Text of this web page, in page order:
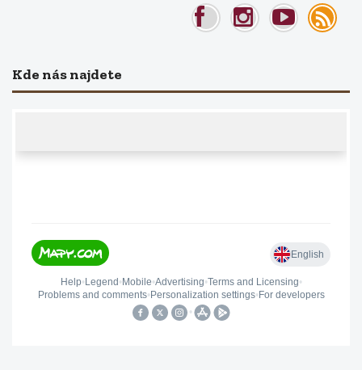
Kde nás najdete